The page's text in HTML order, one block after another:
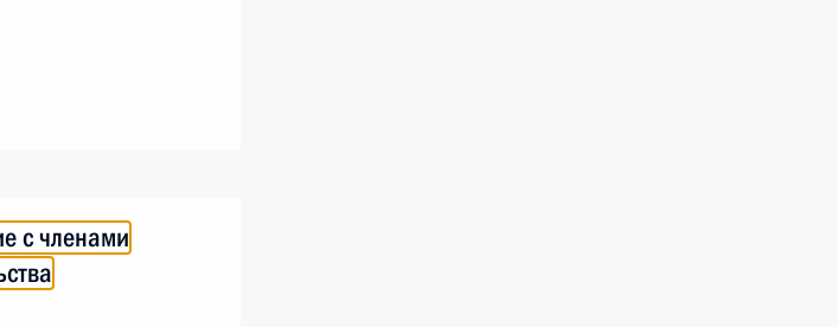
с членами